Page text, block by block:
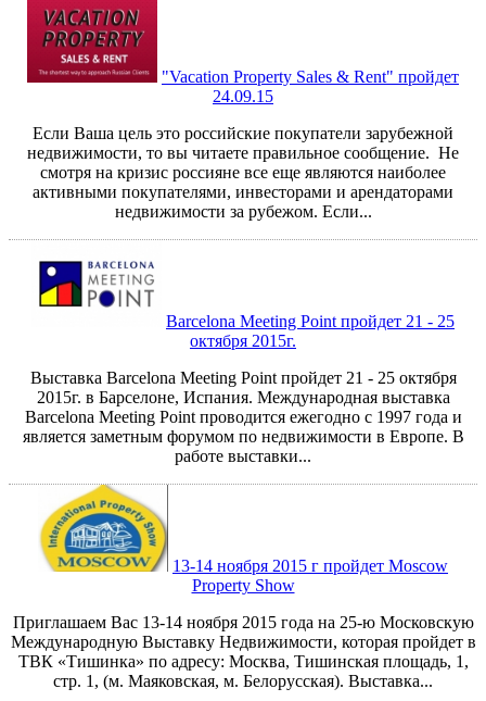
"Vacation Property Sales & Rent" пройдет
24.09.15
Если Ваша цель это российские покупатели зарубежной
недвижимости, то вы читаете правильное сообщение. Не
смотря на кризис россияне все еще являются наиболее
активными покупателями, инвесторами и арендаторами
недвижимости за рубежом. Если...
Barcelona Meeting Point пройдет 21 - 25
октября 2015г.
Выставка Barcelona Meeting Point пройдет 21 - 25 октября
2015г. в Барселоне, Испания. Международная выставка
Barcelona Meeting Point проводится ежегодно с 1997 года и
является заметным форумом по недвижимости в Европе. В
работе выставки...
13-14 ноября 2015 г пройдет Moscow
Property Show
Приглашаем Вас 13-14 ноября 2015 года на 25-ю Московскую
Международную Выставку Недвижимости, которая пройдет в
ТВК «Тишинка» по адресу: Москва, Тишинская площадь, 1,
стр. 1, (м. Маяковская, м. Белорусская). Выставка...